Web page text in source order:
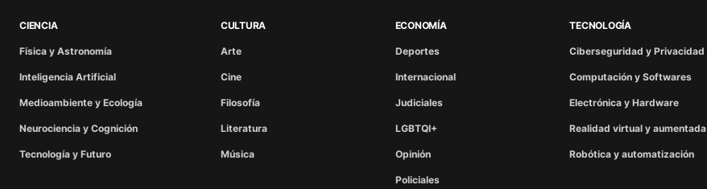
CIENCIA
Física y Astronomía
Inteligencia Artificial
Medioambiente y Ecología
Neurociencia y Cognición
Tecnología y Futuro
CULTURA
Arte
Cine
Filosofía
Literatura
Música
ECONOMÍA
Deportes
Internacional
Judiciales
LGBTQI+
Opinión
Policiales
TECNOLOGÍA
Ciberseguridad y Privacidad
Computación y Softwares
Electrónica y Hardware
Realidad virtual y aumentada
Robótica y automatización